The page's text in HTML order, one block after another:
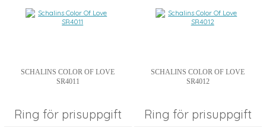
SCHALINS COLOR OF LOVE
SR4011
Ring för prisuppgift
SCHALINS COLOR OF LOVE
SR4012
Ring för prisuppgift